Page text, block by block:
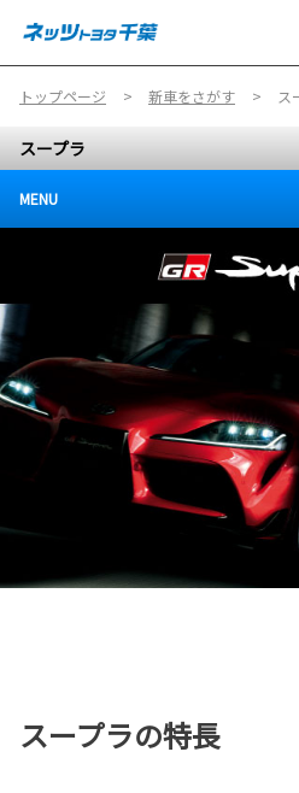
トップページ 新車をさがす ス
スープラ
MENU
スープラの特長